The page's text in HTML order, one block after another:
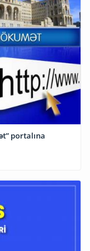
portalına